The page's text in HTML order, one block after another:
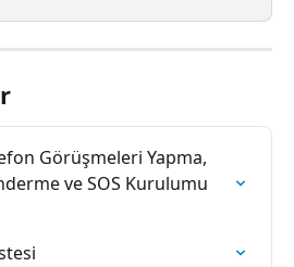
Görüşmeleri Yapma,
ve SOS Kurulumu